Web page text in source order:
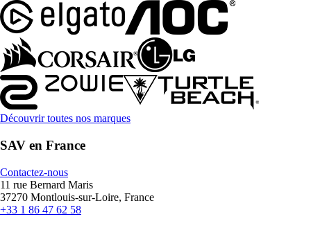
Découvrir toutes nos marques
SAV en France
Contactez-nous
11 rue Bernard Maris
37270 Montlouis-sur-Loire, France
+33 1 86 47 62 58